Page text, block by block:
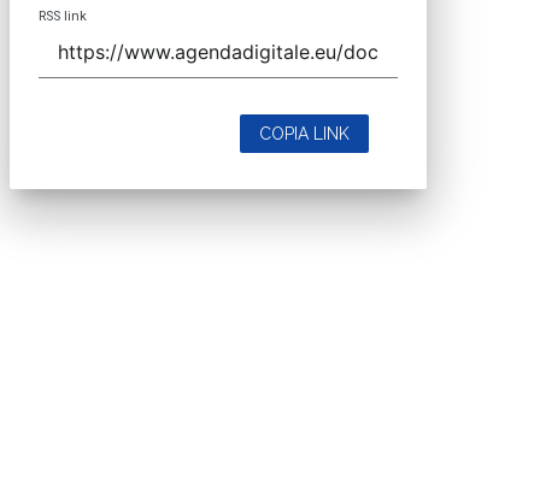
RSS link
COPIA LINK